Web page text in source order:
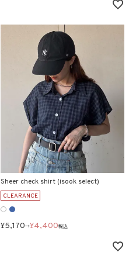
Sheer check shirt (isook select)
CLEARANCE
¥5,170→¥4,400税込